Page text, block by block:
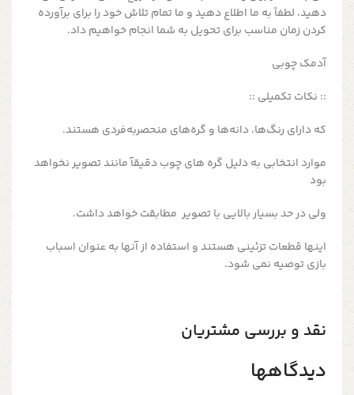
دهید، لطفاً به ما اطلاع دهید و ما تمام تلاش خود را برای برآورده
کردن زمان مناسب برای تحویل به شما انجام خواهیم داد.
آدمک چوبی
:: نکات تکمیلی ::
که دارای رنگ‌ها، دانه‌ها و گره‌های منحصربه‌فردی هستند.
موارد انتخابی به دلیل گره های چوب دقیقآ مانند تصویر نخواهد
بود
ولی در حد بسیار بالایی با تصویر مطابقت خواهد داشت.
اینها قطعات تزئینی هستند و استفاده از آنها به عنوان اسباب
بازی توصیه نمی شود.
نقد و بررسی مشتریان
دیدگاهها